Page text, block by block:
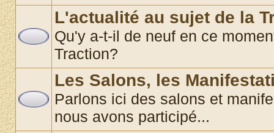
L'actualité au sujet de la
Qu'y a-t-il de neuf en ce
Traction?
Les Salons, les
Parlons ici des salons et
nous avons participé...